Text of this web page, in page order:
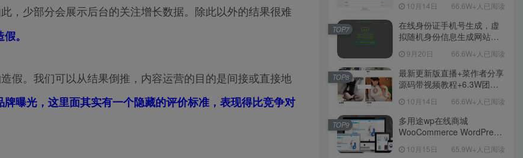
，少部分会展示后台的关注增长数据。除此以外的结果很难
。
假。我们可以从结果倒推，内容运营的目的是间接或直接地
曝光，这里面其实有一个隐藏的评价标准，表现得比竞争对
10月14日 66.6W+人已阅读
在线身份证手机号生成，虚
拟随机身份信息生成网站源
9月20日 66.6W+人已阅读
TOP7
最新更新版直播+菜作者分享
源码带视频教程+6.3W团购
【源码+教程】
10月14日 66.6W+人已阅读
TOP8
多用途wp在线商城
WooCommerce WordPress
10月15日 65.9W+人已阅读
TOP9